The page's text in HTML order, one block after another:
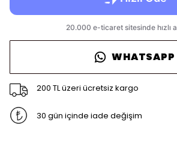
WHATSAPP
200 TL üzeri ücretsiz kargo
30 gün içinde iade değişim